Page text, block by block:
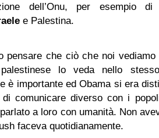
dell’Onu, per esempio
e Palestina.
pensare che ciò che noi vediamo
lo veda nello
è importante ed Obama si era
comunicare diverso con i
a loro con umanità. Non
faceva quotidianamente.